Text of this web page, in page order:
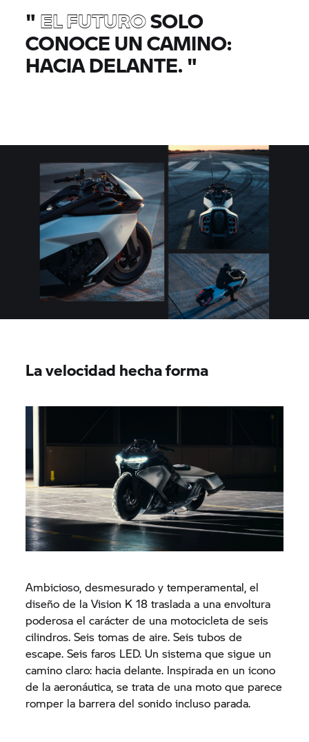
" EL FUTUROSOLO
CONOCE UN CAMINO:
HACIA DELANTE."
La velocidad hecha forma
Ambicioso, desmesurado y temperamental, el
diseño de la Vision K 18 traslada a una envoltura
poderosa el carácter de una motocicleta de seis
cilindros. Seis tomas de aire. Seis tubos de
escape. Seis faros LED. Un sistema que sigue un
camino claro: hacia delante. Inspirada en un icono
de la aeronáutica, se trata de una moto que parece
romper la barrera del sonido incluso parada.